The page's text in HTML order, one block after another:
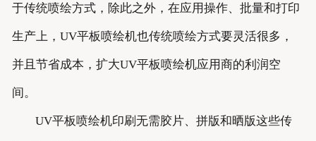
于传统喷绘方式，除此之外，在应用操作、批量和打印
生产上，UV平板喷绘机也传统喷绘方式要灵活很多，
并且节省成本，扩大UV平板喷绘机应用商的利润空
间。
UV平板喷绘机印刷无需胶片、拼版和晒版这些传